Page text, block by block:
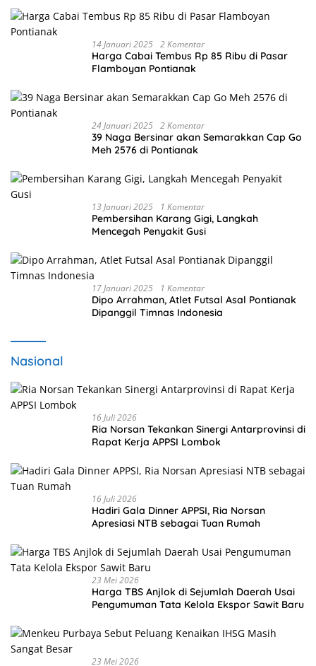
14 Januari 2025 2 Komentar
Harga Cabai Tembus Rp 85 Ribu di Pasar
Flamboyan Pontianak
24 Januari 2025 2 Komentar
39 Naga Bersinar akan Semarakkan Cap Go
Meh 2576 di Pontianak
13 Januari 2025 1 Komentar
Pembersihan Karang Gigi, Langkah
Mencegah Penyakit Gusi
17 Januari 2025 1 Komentar
Dipo Arrahman, Atlet Futsal Asal Pontianak
Dipanggil Timnas Indonesia
Nasional
16 Juli 2026
Ria Norsan Tekankan Sinergi Antarprovinsi di
Rapat Kerja APPSI Lombok
16 Juli 2026
Hadiri Gala Dinner APPSI, Ria Norsan
Apresiasi NTB sebagai Tuan Rumah
23 Mei 2026
Harga TBS Anjlok di Sejumlah Daerah Usai
Pengumuman Tata Kelola Ekspor Sawit Baru
23 Mei 2026